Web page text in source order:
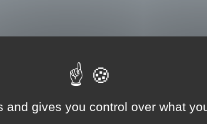
and gives you control over what